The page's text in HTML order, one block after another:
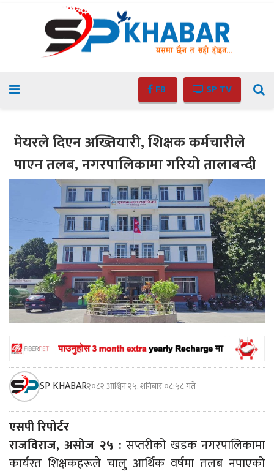
FB SP TV
मेयरले दिएन अख्तियारी, शिक्षक कर्मचारीले
पाएन तलब, नगरपालिकामा गरियो तालाबन्दी
SP KHABAR२०८२ आश्विन २५, शनिबार ०८:५८ गते
एसपी रिपोर्टर
राजविराज, असोज २५ : सप्तरीको खडक नगरपालिकामा
कार्यरत शिक्षकहरूले चालु आर्थिक वर्षमा तलब नपाएको